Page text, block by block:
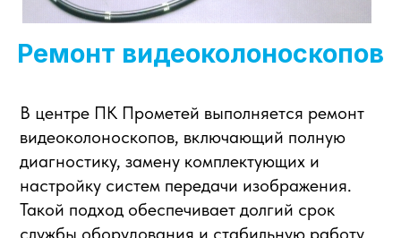
видеоколоноскопов, включающий полную
диагностику, замену комплектующих и
настройку систем передачи изображения.
Такой подход обеспечивает долгий срок
отделений эндоскопии.
Наличие подменного фонда позволяет
минимизировать простой техники, что
позволяет эндоскопическим отделениям
продолжать работу без перебоев.